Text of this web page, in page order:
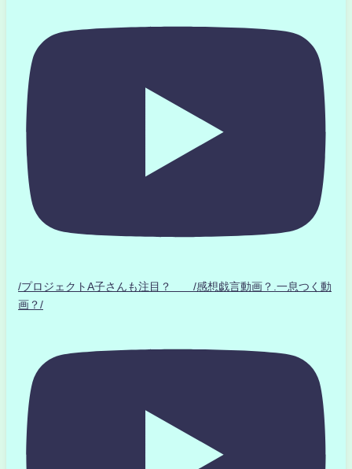
/プロジェクトA子さんも注目？ /感想戯言動画？.一息つく動
画？/